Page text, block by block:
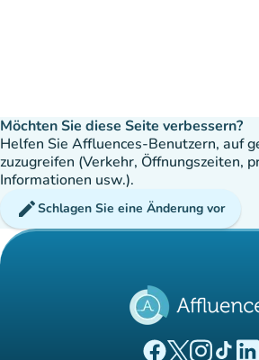
Möchten Sie diese Seite verbessern?
Helfen Sie Affluences-Benutzern, auf
zuzugreifen (Verkehr, Öffnungszeiten,
Informationen usw.).
editSchlagen Sie eine Änderung vor
(new tab)
(new tab)
(new